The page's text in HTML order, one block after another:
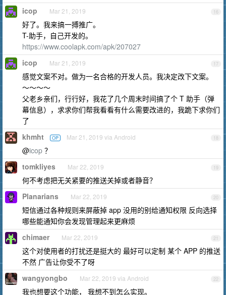
16
icop Mar 21, 2019
好了。我来搞一搏推广。
T-助手，自己开发的。
https://www.coolapk.com/apk/207027
17
icop Mar 21, 2019
感觉文案不对。做为一名合格的开发人员。我决定改下文案。
～～～～
父老乡亲们，行行好，我花了几个周末时间搞了个 T 助手（弹
幕信息），求求你们帮我看看有什么需要改进的，我跪下求你们
了
18
khmht OP Mar 21, 2019 via Android
@icop ？
19
tomkliyes Mar 22, 2019
何不考虑把无关紧要的推送关掉或者静音？
20
Planarians Mar 22, 2019
短信通过各种规则来屏蔽掉 app 没用的别给通知权限 反向选择
哪些能通知你会发现管理起来更麻烦
21
chimaer Mar 22, 2019
这个对使用者的打扰还是挺大的 最好可以定制 某个 APP 的推送
不然 广告让你受不了呀
22
wangyongbo Mar 22, 2019 via Android
我也想要这个功能， 我想不到怎么实现。